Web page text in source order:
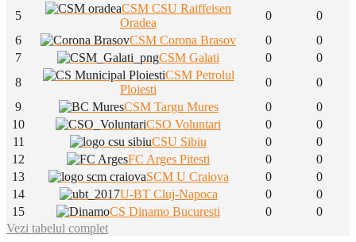
5
CSM CSU Raiffeisen
Oradea
0
0
6
CSM Corona Brasov 0
0
7
CSM Galati 0
0
8
CSM Petrolul
Ploiesti
0
0
9
CSM Targu Mures 0
0
10
CSO Voluntari 0
0
11
CSU Sibiu 0
0
12
FC Arges Pitesti 0
0
13
SCM U Craiova 0
0
14
U-BT Cluj-Napoca 0
0
15
CS Dinamo Bucuresti 0
0
Vezi tabelul complet